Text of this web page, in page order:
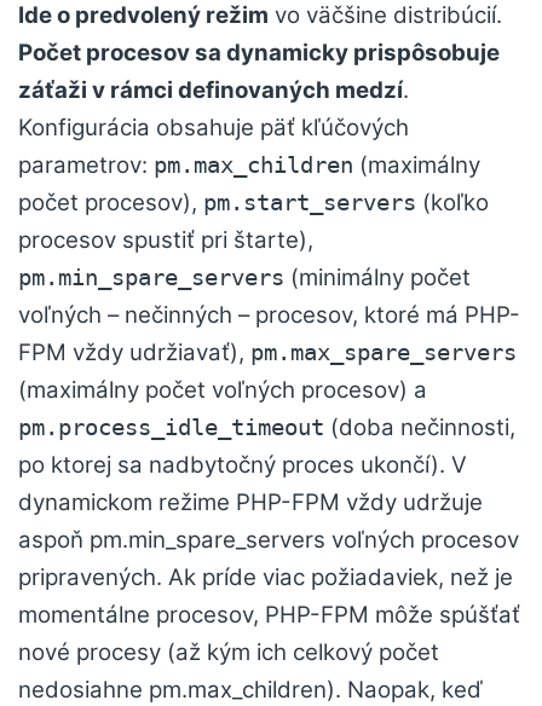
Ide o predvolený režim vo väčšine distribúcií.
Počet procesov sa dynamicky prispôsobuje
záťaži v rámci definovaných medzí.
Konfigurácia obsahuje päť kľúčových
parametrov: pm.max_children (maximálny
počet procesov), pm.start_servers (koľko
procesov spustiť pri štarte),
pm.min_spare_servers (minimálny počet
voľných – nečinných – procesov, ktoré má PHP-
FPM vždy udržiavať), pm.max_spare_servers
(maximálny počet voľných procesov) a
pm.process_idle_timeout (doba nečinnosti,
po ktorej sa nadbytočný proces ukončí). V
dynamickom režime PHP-FPM vždy udržuje
aspoň pm.min_spare_servers voľných procesov
pripravených. Ak príde viac požiadaviek, než je
momentálne procesov, PHP-FPM môže spúšťať
nové procesy (až kým ich celkový počet
nedosiahne pm.max_children). Naopak, keď